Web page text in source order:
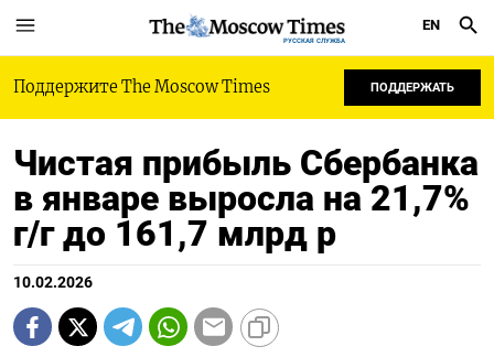
РУССКАЯ СЛУЖБА
EN
Поддержите The Moscow Times ПОДДЕРЖАТЬ
Чистая прибыль Сбербанка
в январе выросла на 21,7%
г/г до 161,7 млрд р
10.02.2026